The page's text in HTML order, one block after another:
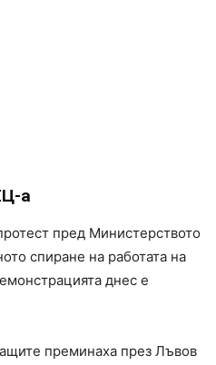
а
пред Министерството
спиране на работата на
днес е
преминаха през Лъвов